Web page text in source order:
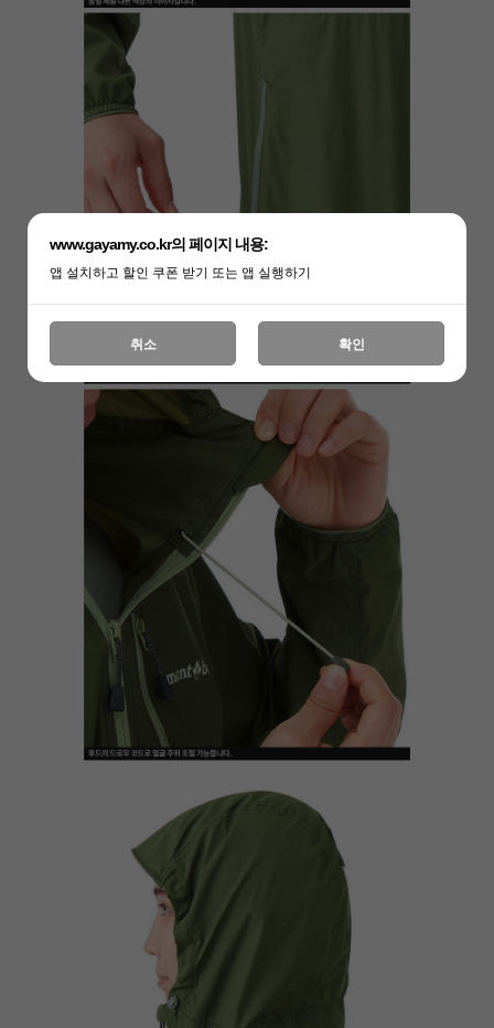
www.gayamy.co.kr의 페이지 내용:
앱 설치하고 할인 쿠폰 받기 또는 앱 실행하기
취소 확인